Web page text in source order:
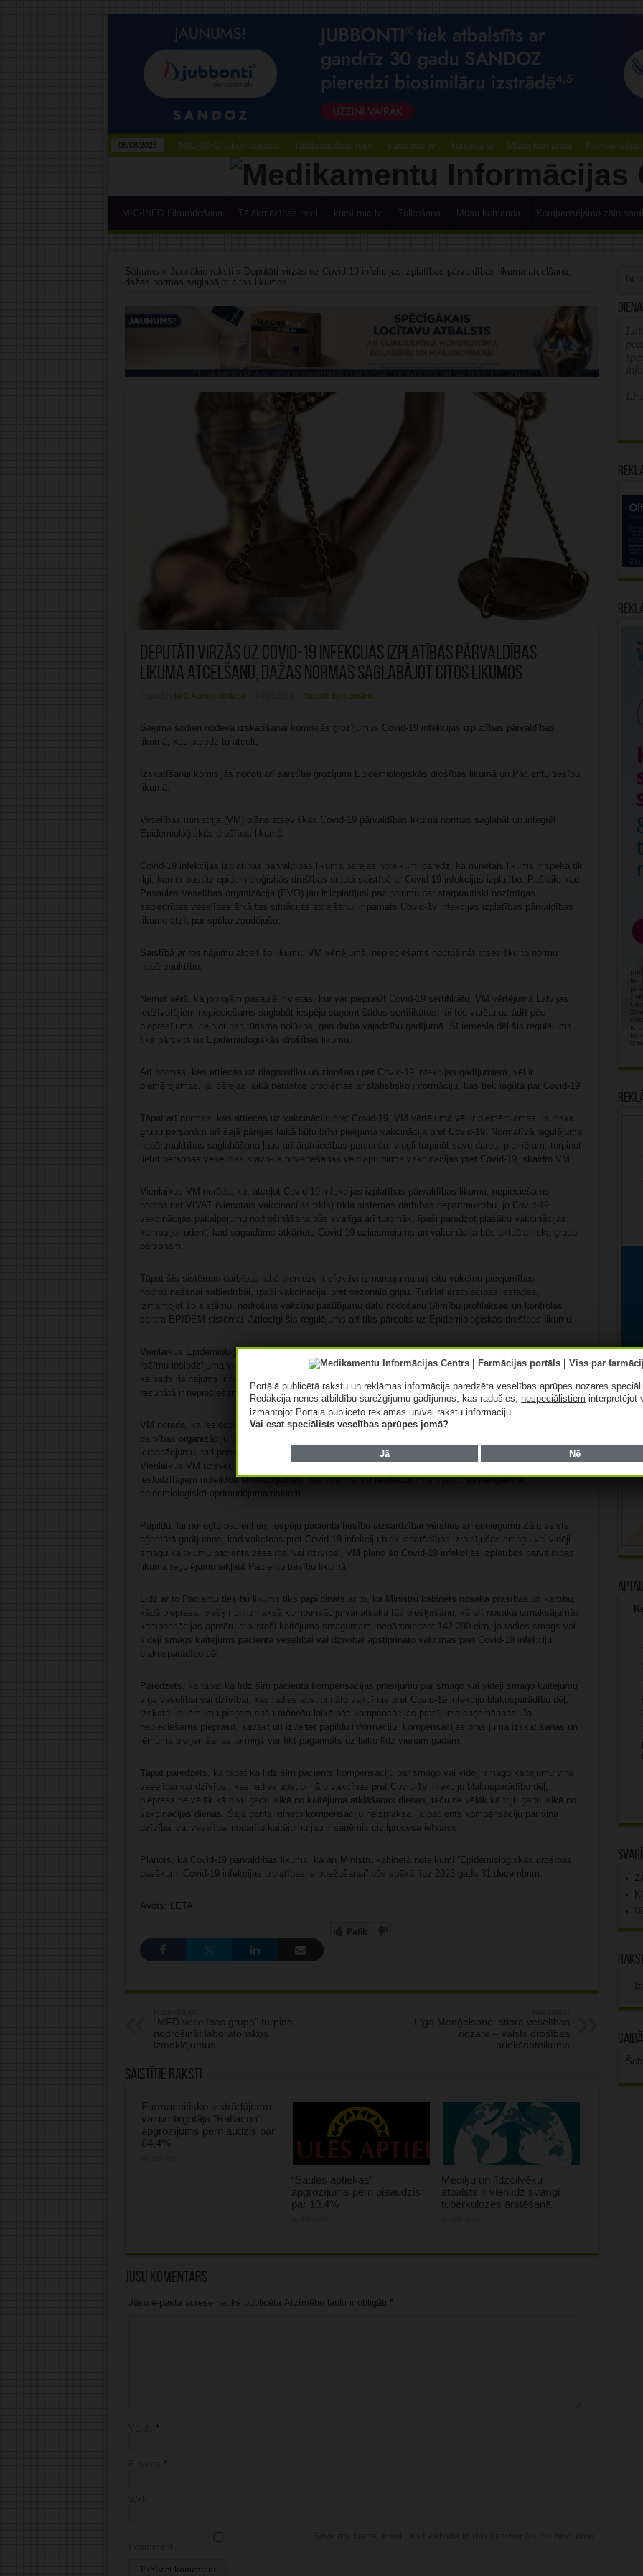
08/08/2026 MIC-INFO Likumdošana Tālākmācības testi kursi.mic.lv Tulkošana Mūsu komanda
MIC-INFO Likumdošana Tālākmācības testi kursi.mic.lv Tulkošana Mūsu komanda Kompensējamo zāļu
Sākums » Jaunākie raksti » Deputāti virzās uz Covid-19 infekcijas izplatības pārvaldības likuma atcelšanu,
dažas normas saglabājot citos likumos
Deputāti virzās uz Covid-19 infekcijas izplatības pārvaldības
likuma atcelšanu, dažas normas saglabājot citos likumos
MIC Administrācija Rakstīt komentāru
Saeima šodien nodeva izskatīšanai komisijās grozījumus Covid-19 infekcijas izplatības pārvaldības
likumā, kas paredz to atcelt.
Izskatīšanai komisijās nodoti arī saistītie grozījumi Epidemioloģiskās drošības likumā un Pacientu tiesību
likumā.
Veselības ministrija (VM) plāno atsevišķas Covid-19 pārvaldības likuma normas saglabāt un integrēt
Epidemioloģiskās drošības likumā.
Covid-19 infekcijas izplatības pārvaldības likuma pārejas noteikumi paredz, ka minētais likums ir spēkā tik
ilgi, kamēr pastāv epidemioloģiskās drošības draudi saistībā ar Covid-19 infekcijas izplatību. Pašlaik, kad
Pasaules Veselības organizācija (PVO) jau ir izplatījusi paziņojumu par starptautiski nozīmīgas
sabiedrības veselības ārkārtas situācijas atcelšanu, ir pamats Covid-19 infekcijas izplatības pārvaldības
likumu atzīt par spēku zaudējušu.
Saistībā ar rosinājumu atcelt šo likumu, VM vērtējumā, nepieciešams nodrošināt atsevišķu to normu
nepārtrauktību.
Ņemot vērā, ka joprojām pasaulē ir vietas, kur var pieprasīt Covid-19 sertifikātu, VM vērtējumā Latvijas
iedzīvotājiem nepieciešams saglabāt iespēju saņemt šādus sertifikātus, lai tos varētu uzrādīt pēc
pieprasījuma, ceļojot gan tūrisma nolūkos, gan darba vajadzību gadījumā. Šī iemesla dēļ šis regulējums
tiks pārcelts uz Epidemioloģiskās drošības likumu.
Arī normas, kas attiecas uz diagnostiku un ziņošanu par Covid-19 infekcijas gadījumiem, vēl ir
piemērojamas, lai pārejas laikā nerastos problēmas ar statistisko informāciju, kas tiek iegūta par Covid-19.
Tāpat arī normas, kas attiecas uz vakcināciju pret Covid-19, VM vērtējumā vēl ir piemērojamas, lai riska
grupu personām arī šajā pārejas laikā būtu brīvi pieejama vakcinācija pret Covid-19. Normatīvā regulējuma
nepārtrauktības saglabāšana ļaus arī ārstniecības personām viegli turpināt savu darbu, piemēram, turpinot
lietot personas veselības stāvokļa novērtēšanas veidlapu pirms vakcinācijas pret Covid-19, skaidro VM.
Vienlaikus VM norāda, ka, atceļot Covid-19 infekcijas izplatības pārvaldības likumu, nepieciešams
nodrošināt VIVAT (vienotais vakcinācijas tīkls) tīkla sistēmas darbības nepārtrauktību, jo Covid-19
vakcinācijas pakalpojumu nodrošināšana būs svarīga arī turpmāk, īpaši paredzot plašāku vakcinācijas
kampaņu rudenī, kad sagaidāms atkārtots Covid-19 uzliesmojums un vakcinācija būs aktuāla riska grupu
personām.
Tāpat šīs sistēmas darbības labā pieredze ir efektīvi izmantojama arī citu vakcīnu pieejamības
nodrošināšanai sabiedrībai, īpaši vakcinācijai pret sezonālo gripu. Turklāt ārstniecības iestādes,
izmantojot šo sistēmu, nodrošina vakcīnu pasūtījumu datu nodošanu Slimību profilakses un kontroles
centra EPIDEM sistēmai. Attiecīgi šis regulējums arī tiks pārcelts uz Epidemioloģiskās drošības likumu.
Vienlaikus Epidemioloģiskās drošības likumā plānots nostiprināt regulējumu attiecībā uz karantīnas
režīmu ieslodzījuma vietās un attiecināt to uz jebkuru bīstamas infekcijas slimības izplatību. VM skaidro,
ka šāds risinājums ir nepieciešams tāpēc, ka dažādas infekcijas mēdz uzliesmot strauji un negaidīti, kā
rezultātā ir nepieciešama Ieslodzījuma vietu pārvaldes priekšnieka nekavējoša rīcība.
VM norāda, ka ieslodzījuma vietu pārvaldes pieņemtie lēmumi ir iestādes iekšēji lēmumi, kas nosaka
darbības organizāciju. Ja, piemēram, ieslodzītais kā īpaši pakļauta persona saskata savu tiesību būtisku
ierobežojumu, tad personai savu interešu un tiesību aizsargāšanas nolūkā ir tiesības vērsties tiesā.
Vienlaikus VM uzsver, ka karantīnas laikā Ieslodzījuma vietu pārvaldes priekšnieks regulāri pārskata
ieslodzītajiem noteiktos ierobežojumus. Tas nozīmē, ka ierobežojumiem jābūt samērīgiem ar
epidemioloģiskā apdraudējuma riskiem.
Papildu, lai neliegtu pacientiem iespēju pacienta tiesību aizsardzībai vērsties ar iesniegumu Zāļu valsts
aģentūrā gadījumos, kad vakcīnas pret Covid-19 infekciju blakusparādības izraisījušas smagu vai vidēji
smagu kaitējumu pacienta veselībai vai dzīvībai, VM plāno šo Covid-19 infekcijas izplatības pārvaldības
likuma regulējumu iekļaut Pacientu tiesību likumā.
Līdz ar to Pacientu tiesību likums tiks papildināts ar to, ka Ministru kabinets nosaka prasības un kārtību,
kādā pieprasa, piešķir un izmaksā kompensāciju vai atsaka tās piešķiršanu, kā arī nosaka izmaksājamās
kompensācijas apmēru atbilstoši kaitējuma smagumam, nepārsniedzot 142 290 eiro, ja radies smags vai
vidēji smags kaitējums pacienta veselībai vai dzīvībai apstiprināto vakcīnas pret Covid-19 infekciju
blakusparādību dēļ.
Paredzēts, ka tāpat kā līdz šim pacienta kompensācijas prasījumu par smago vai vidēji smago kaitējumu
viņa veselībai vai dzīvībai, kas radies apstiprināto vakcīnas pret Covid-19 infekciju blakusparādību dēļ,
izskata un lēmumu pieņem sešu mēnešu laikā pēc kompensācijas prasījuma saņemšanas. Ja
nepieciešams pieprasīt, savākt un izvērtēt papildu informāciju, kompensācijas prasījuma izskatīšanas un
lēmuma pieņemšanas termiņš var tikt pagarināts uz laiku līdz vienam gadam.
Tāpat paredzēts, ka tāpat kā līdz šim pacients kompensāciju par smago vai vidēji smago kaitējumu viņa
veselībai vai dzīvībai, kas radies apstiprināto vakcīnas pret Covid-19 infekciju blakusparādību dēļ,
pieprasa ne vēlāk kā divu gadu laikā no kaitējuma atklāšanas dienas, taču ne vēlāk kā triju gadu laikā no
vakcinācijas dienas. Šajā pantā minēto kompensāciju neizmaksā, ja pacients kompensāciju par viņa
dzīvībai vai veselībai nodarīto kaitējumu jau ir saņēmis civilprocesa ietvaros.
Plānots, ka Covid-19 pārvaldības likums, kā arī Ministru kabineta noteikumi “Epidemioloģiskās drošības
pasākumi Covid-19 infekcijas izplatības ierobežošanai” būs spēkā līdz 2023.gada 31.decembrim.
Avots: LETA
Patīk
“MFD veselības grupa” turpina
nodrošināt laboratoriskos
izmeklējumus
Līga Menģelsone: stipra veselības
nozare – valsts drošības
priekšnoteikums
Saistītie raksti
Farmaceitisko izstrādājumu
vairumtirgotāja “Baltacon”
apgrozījums pērn audzis par
84,4%
“Saules aptiekas”
apgrozījums pērn pieaudzis
par 10,4%
Mediķu un līdzcilvēku
atbalsts ir vienlīdz svarīgi
tuberkulozes ārstēšanā
Jūsu komentārs
Jūsu e-pasta adrese netiks publicēta.Atzīmētie lauki ir obligāti *
*
*
Portālā publicētā rakstu un reklāmas informācija paredzēta veselības aprūpes nozares
Redakcija nenes atbildību sarežģījumu gadījumos, kas radušies,nespeciālistiem interpretējot
izmantojot Portālā publicēto reklāmas un/vai rakstu informāciju.
Vai esat speciālists veselības aprūpes jomā?
Jā Nē